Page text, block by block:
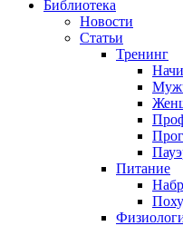
Библиотека
Новости
Статьи
Тренинг
Питание